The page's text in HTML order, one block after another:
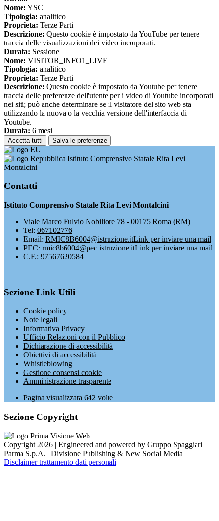
Nome: YSC
Tipologia: analitico
Proprieta: Terze Parti
Descrizione: Questo cookie è impostato da YouTube per tenere
traccia delle visualizzazioni dei video incorporati.
Durata: Sessione
Nome: VISITOR_INFO1_LIVE
Tipologia: analitico
Proprieta: Terze Parti
Descrizione: Questo cookie è impostato da Youtube per tenere
traccia delle preferenze dell'utente per i video di Youtube incorporati
nei siti; può anche determinare se il visitatore del sito web sta
utilizzando la nuova o la vecchia versione dell'interfaccia di
Youtube.
Durata: 6 mesi
Accetta tutti Salva le preferenze
Istituto Comprensivo Statale Rita Levi
Montalcini
Contatti
Istituto Comprensivo Statale Rita Levi Montalcini
Viale Marco Fulvio Nobiliore 78 - 00175 Roma (RM)
Tel: 067102776
Email: RMIC8B6004@istruzione.itLink per inviare una mail
PEC: rmic8b6004@pec.istruzione.itLink per inviare una mail
C.F.: 97567620584
Sezione Link Utili
Cookie policy
Note legali
Informativa Privacy
Ufficio Relazioni con il Pubblico
Dichiarazione di accessibilità
Obiettivi di accessibilità
Whistleblowing
Gestione consensi cookie
Amministrazione trasparente
Pagina visualizzata 642 volte
Sezione Copyright
Copyright 2026 | Engineered and powered by Gruppo Spaggiari
Parma S.p.A. | Divisione Publishing & New Social Media
Disclaimer trattamento dati personali